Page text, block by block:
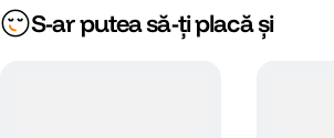
S-ar putea să-ți placă și